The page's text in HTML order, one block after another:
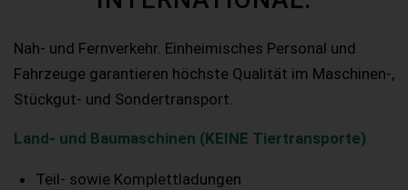
Nah- und Fernverkehr. Einheimisches Personal und
Fahrzeuge garantieren höchste Qualität im Maschinen-,
Stückgut- und Sondertransport.
Land- und Baumaschinen (KEINE Tiertransporte)
Teil- sowie Komplettladungen